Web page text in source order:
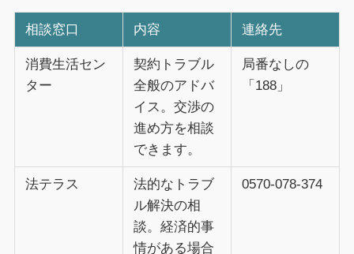
相談窓口 内容 連絡先
消費生活セン
ター
契約トラブル
全般のアドバ
イス。交渉の
進め方を相談
できます。
局番なしの
「188」
法テラス
法的なトラブ
ル解決の相
談。経済的事
情がある場合
0570-078-374